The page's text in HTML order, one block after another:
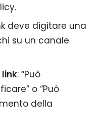
deve digitare una
su un canale
: “Può
o “Può
della